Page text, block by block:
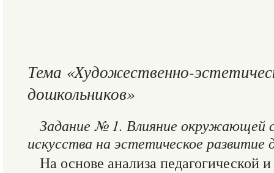
Тема «Художественно-
дошкольников»
Задание № 1. Влияние окружающей
искусства на эстетическое развитие
На основе анализа педагогической